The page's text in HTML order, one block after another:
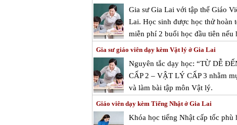
Gia sư Gia Lai với tập thể Giáo
Lai. Học sinh được học thử hoàn
miễn phí 2 buổi học đầu tiên
Gia sư giáo viên dạy kèm Vật lý ở Gia Lai
Nguyên tắc dạy học: “TỪ DỄ
CẤP 2 – VẬT LÝ CẤP 3 nhằm
và làm bài tập môn Vật lý.
Giáo viên dạy kèm Tiếng Nhật ở Gia Lai
Khóa học tiếng Nhật cấp tốc phù